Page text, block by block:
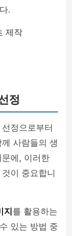
.
제작
정
정으로부터
사람들의 생
에, 이러한
이 중요합니
지 를 활용하는
있는 방법 중